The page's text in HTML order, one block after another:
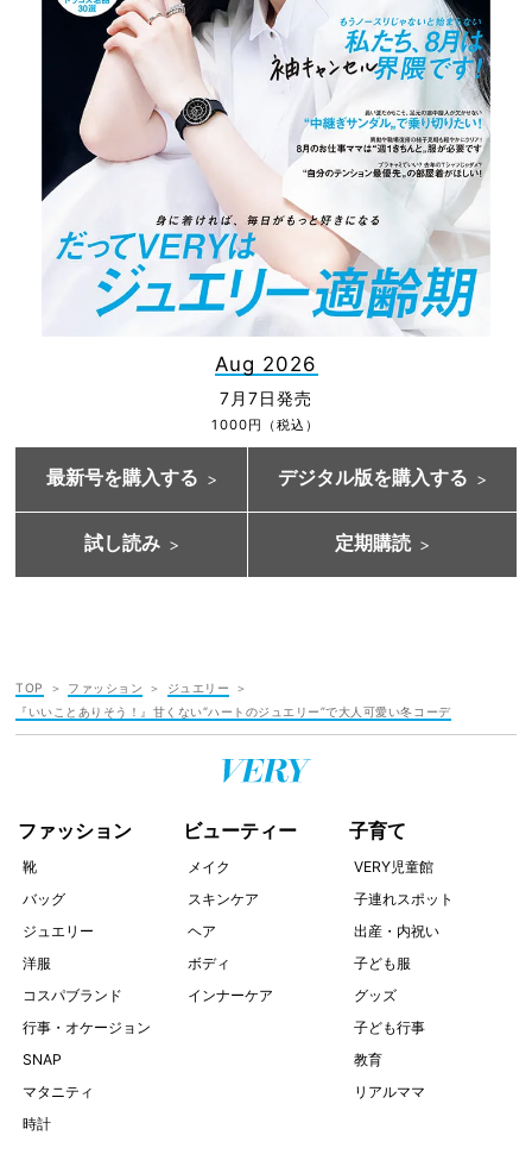
Aug 2026
7月7日発売
1000円（税込）
最新号を購入する デジタル版を購入する
試し読み 定期購読
TOP ファッション
ジュエリー
『いいことありそう！』甘くない“ハートのジュエリー”で大人可愛い冬コーデ
ファッション
靴
バッグ
ジュエリー
洋服
コスパブランド
行事・オケージョン
SNAP
マタニティ
時計
ビューティー
メイク
スキンケア
ヘア
ボディ
インナーケア
子育て
VERY児童館
子連れスポット
出産・内祝い
子ども服
グッズ
子ども行事
教育
リアルママ